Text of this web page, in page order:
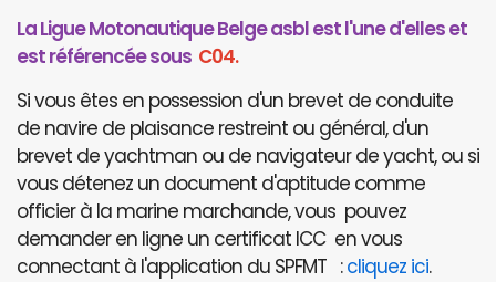
La Ligue Motonautique Belge asbl est l'une d'elles et
est référencée sous C04.
Si vous êtes en possession d'un brevet de conduite
de navire de plaisance restreint ou général, d'un
brevet de yachtman ou de navigateur de yacht, ou si
vous détenez un document d'aptitude comme
officier à la marine marchande, vous pouvez
demander en ligne un certificat ICC en vous
connectant à l'application du SPFMT :cliquez ici.